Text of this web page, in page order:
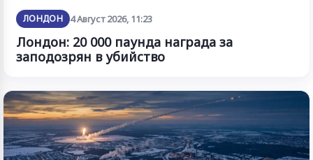
ЛОНДОН 4 Август 2026, 11:23
Лондон: 20 000 паунда награда за
заподозрян в убийство